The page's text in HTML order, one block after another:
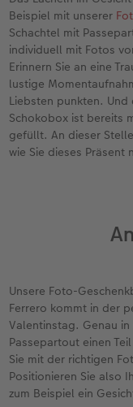
Alu
Art
Art
Mit
für
für
für
für
für
Baby
Beispiel mit unserer
Schachtel mit
individuell mit Fotos
Erinnern Sie an eine
lustige
Liebsten punkten.
Schokobox ist bereits
gefüllt. An dieser
wie Sie dieses Präsent
Unsere Foto-
Ferrero kommt in der
Valentinstag. Genau
Passepartout einen
Sie mit der richtigen
Positionieren Sie also
zum Beispiel ein